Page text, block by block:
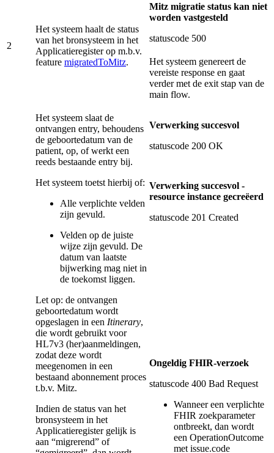
2
Het systeem haalt de status
van het bronsysteem in het
Applicatieregister op m.b.v.
feature migratedToMitz.
Mitz migratie status kan niet
worden vastgesteld
statuscode 500
Het systeem genereert de
vereiste response en gaat
verder met de exit stap van de
main flow.
Het systeem slaat de
ontvangen entry, behoudens
de geboortedatum van de
patient, op, of werkt een
reeds bestaande entry bij.
Het systeem toetst hierbij of:
Alle verplichte velden
zijn gevuld.
Velden op de juiste
wijze zijn gevuld. De
datum van laatste
bijwerking mag niet in
de toekomst liggen.
Let op: de ontvangen
geboortedatum wordt
opgeslagen in een Itinerary,
die wordt gebruikt voor
HL7v3 (her)aanmeldingen,
zodat deze wordt
meegenomen in een
bestaand abonnement proces
t.b.v. Mitz.
Indien de status van het
bronsysteem in het
Applicatieregister gelijk is
aan “migrerend” of
Verwerking succesvol
statuscode 200 OK
Verwerking succesvol -
resource instance gecreëerd
statuscode 201 Created
Ongeldig FHIR-verzoek
statuscode 400 Bad Request
Wanneer een verplichte
FHIR zoekparameter
ontbreekt, dan wordt
een OperationOutcome
met issue.code